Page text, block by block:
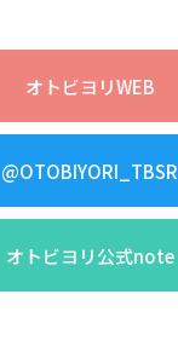
オトビヨリWEB
@OTOBIYORI_TBSR
オトビヨリ公式note